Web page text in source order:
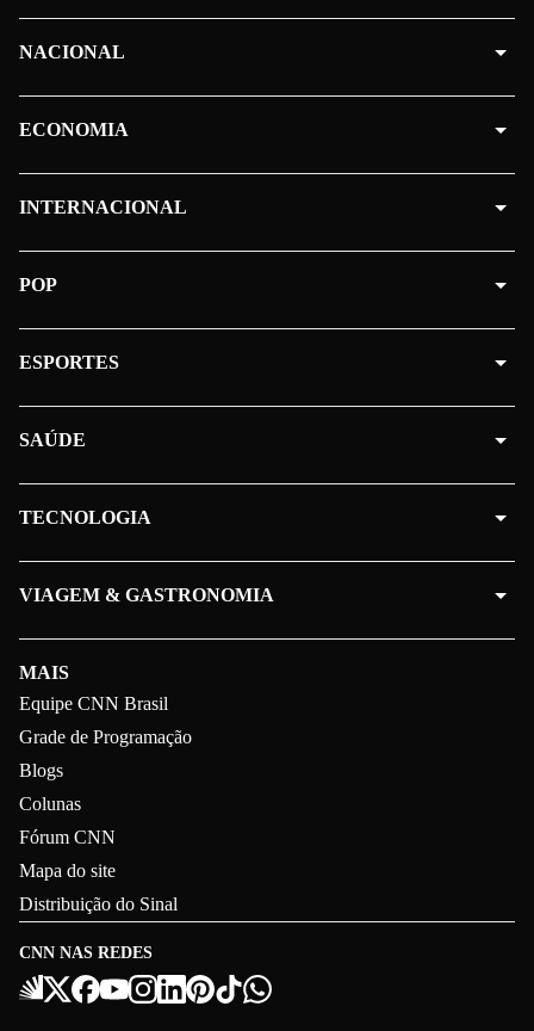
CNN NAS REDES
MAIS
Equipe CNN Brasil
Grade de Programação
Blogs
Colunas
Fórum CNN
Mapa do site
Distribuição do Sinal
NACIONAL
ECONOMIA
INTERNACIONAL
POP
ESPORTES
SAÚDE
TECNOLOGIA
VIAGEM & GASTRONOMIA